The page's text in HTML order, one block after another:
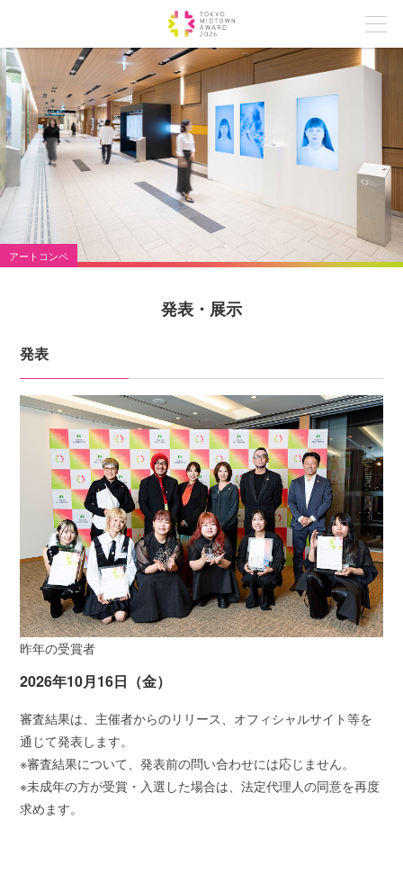
アートコンペ
発表・展示
発表
昨年の受賞者
2026年10月16日（金）
審査結果は、主催者からのリリース、オフィシャルサイト等を
通じて発表します。
※審査結果について、発表前の問い合わせには応じません。
※未成年の方が受賞・入選した場合は、法定代理人の同意を再度
求めます。